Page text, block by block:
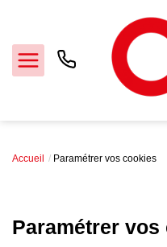
Accueil
Accueil Paramétrer vos cookies
Paramétrer vos